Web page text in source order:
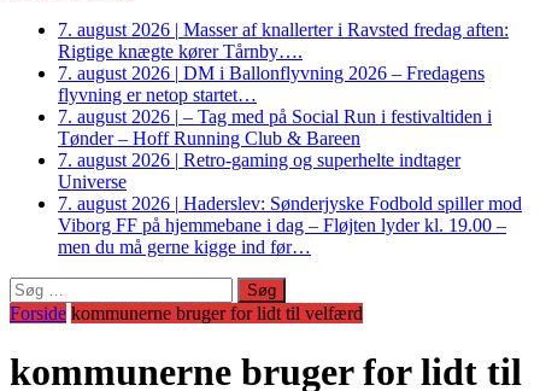
7. august 2026 | Masser af knallerter i Ravsted fredag aften:
Rigtige knægte kører Tårnby….
7. august 2026 | DM i Ballonflyvning 2026 – Fredagens
flyvning er netop startet…
7. august 2026 | – Tag med på Social Run i festivaltiden i
Tønder – Hoff Running Club & Bareen
7. august 2026 | Retro-gaming og superhelte indtager
Universe
7. august 2026 | Haderslev: Sønderjyske Fodbold spiller mod
Viborg FF på hjemmebane i dag – Fløjten lyder kl. 19.00 –
men du må gerne kigge ind før…
Søg
efter:
Forside kommunerne bruger for lidt til velfærd
kommunerne bruger for lidt til